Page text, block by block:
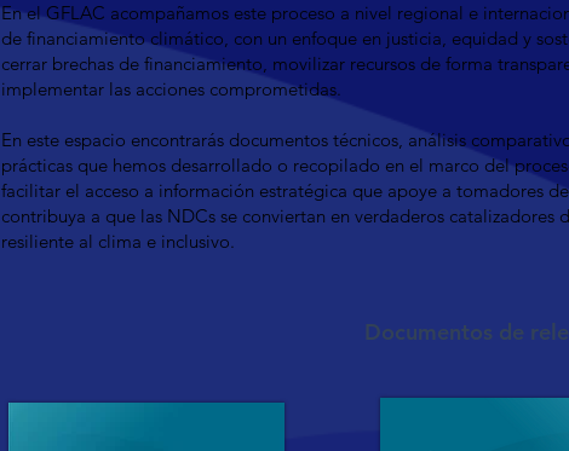
En el GFLAC acompañamos este proceso a nivel regional e
de financiamiento climático, con un enfoque en justicia, equidad y
cerrar brechas de financiamiento, movilizar recursos de forma
implementar las acciones comprometidas.
En este espacio encontrarás documentos técnicos, análisis
prácticas que hemos desarrollado o recopilado en el marco del
facilitar el acceso a información estratégica que apoye a tomadores
contribuya a que las NDCs se conviertan en verdaderos
resiliente al clima e inclusivo.
Documentos de